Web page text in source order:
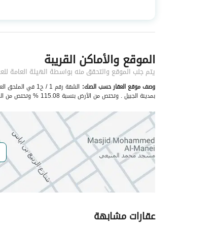
نوع العقار
شقق
خدمات العقار
كهرباء نعم
تفاصيل اضافية
عمر العقار
جديد
عرض الشارع
0
رقم المخطط
ش ج / 249
رقم صك الملكية
الموقع والأماكن القريبة
يتم جلب الموقع والتحقق منه بواسطة الهيئة العامة
وصف موقع العقار حسب الصك:
بمدينة الجبيل . وتختص من الأرض بنسبة 115.08 % وتختص من المنافع المشتركة بنسبة 21.9 %
عقارات مشابهة